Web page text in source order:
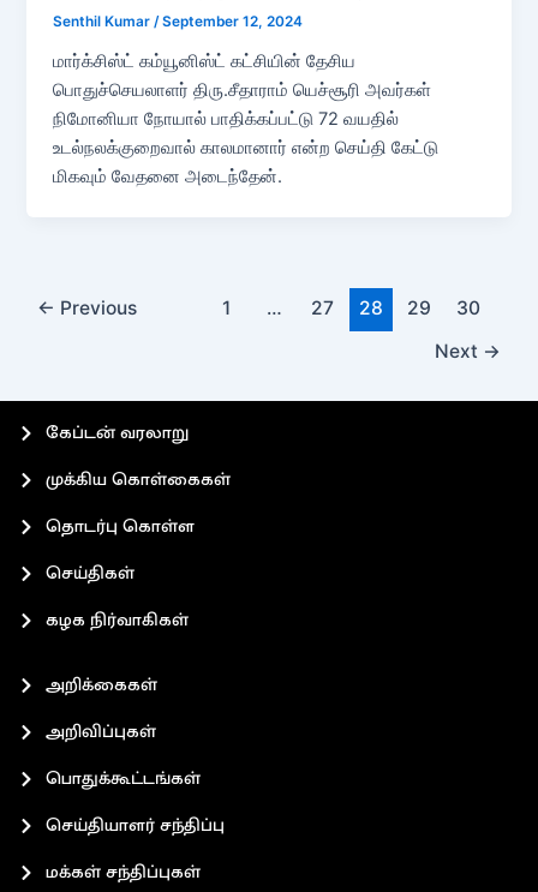
Senthil Kumar/September 12, 2024
மார்க்சிஸ்ட் கம்யூனிஸ்ட் கட்சியின் தேசிய
பொதுச்செயலாளர் திரு.சீதாராம் யெச்சூரி அவர்கள்
நிமோனியா நோயால் பாதிக்கப்பட்டு 72 வயதில்
உடல்நலக்குறைவால் காலமானார் என்ற செய்தி கேட்டு
மிகவும் வேதனை அடைந்தேன்.
← Previous 1 … 27 28 29
30
Next →
கேப்டன் வரலாறு
முக்கிய கொள்கைகள்
தொடர்பு கொள்ள
செய்திகள்
கழக நிர்வாகிகள்
அறிக்கைகள்
அறிவிப்புகள்
பொதுக்கூட்டங்கள்
செய்தியாளர் சந்திப்பு
மக்கள் சந்திப்புகள்